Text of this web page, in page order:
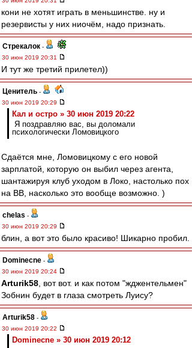
кони не хотят играть в меньшинстве. ну и
резервисты у них ниочём, надо признать.
Стрекалок -
30 июн 2019 20:31
И тут же третий прилетел))
Ценитель -
30 июн 2019 20:29
Кал и остро » 30 июн 2019 20:22
Я поздравляю вас, вы доломали
психологически Ломовицкого
Сдаётся мне, Ломовицкому с его новой
зарплатой, которую он выбил через агента,
шантажируя клуб уходом в Локо, настолько пох
на ВВ, насколько это вообще возможно. )
chelas -
30 июн 2019 20:29
блин, а вот это было красиво! Шикарно пробил.
Dominecne -
30 июн 2019 20:24
Arturik58 , вот вот. и как потом "жджентельмен"
Зобнин будет в глаза смотреть Луису?
Arturik58 -
30 июн 2019 20:22
Dominecne » 30 июн 2019 20:12